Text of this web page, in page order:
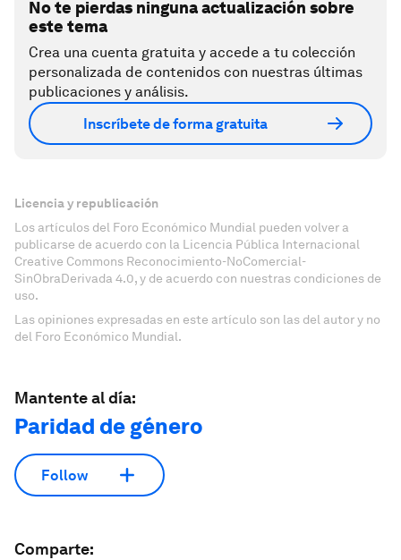
No te pierdas ninguna actualización sobre
este tema
Crea una cuenta gratuita y accede a tu colección
personalizada de contenidos con nuestras últimas
publicaciones y análisis.
Inscríbete de forma gratuita
Licencia y republicación
Los artículos del Foro Económico Mundial pueden volver a
publicarse de acuerdo con la Licencia Pública Internacional
Creative Commons Reconocimiento-NoComercial-
SinObraDerivada 4.0, y de acuerdo con nuestras condiciones de
uso.
Las opiniones expresadas en este artículo son las del autor y no
del Foro Económico Mundial.
Mantente al día:
Paridad de género
Follow
Comparte: